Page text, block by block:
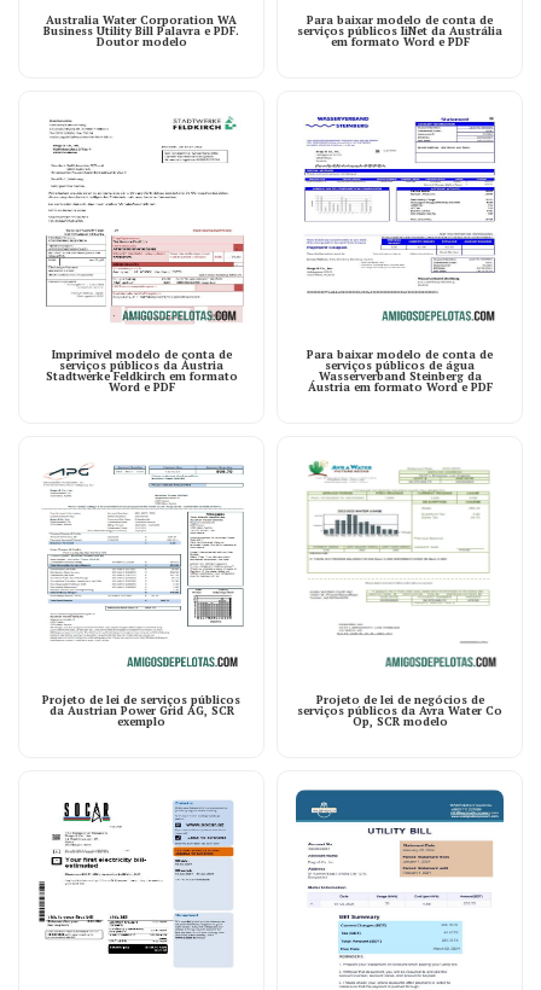
Australia Water Corporation WA
Business Utility Bill Palavra e PDF.
Doutor modelo
Para baixar modelo de conta de
serviços públicos IiNet da Austrália
em formato Word e PDF
Imprimível modelo de conta de
serviços públicos da Áustria
Stadtwerke Feldkirch em formato
Word e PDF
Para baixar modelo de conta de
serviços públicos de água
Wasserverband Steinberg da
Áustria em formato Word e PDF
Projeto de lei de serviços públicos
da Austrian Power Grid AG, SCR
exemplo
Projeto de lei de negócios de
serviços públicos da Avra ​​Water Co
Op, SCR modelo